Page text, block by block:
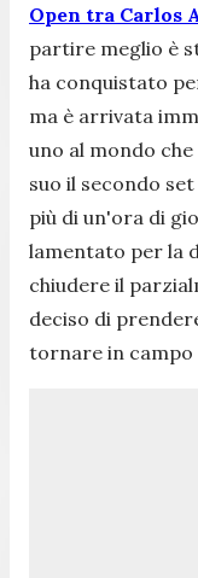
Open tra Carlos
partire meglio è
ha conquistato
ma è arrivata
uno al mondo
suo il secondo
più di un'ora di
lamentato per la
chiudere il
deciso di
tornare in